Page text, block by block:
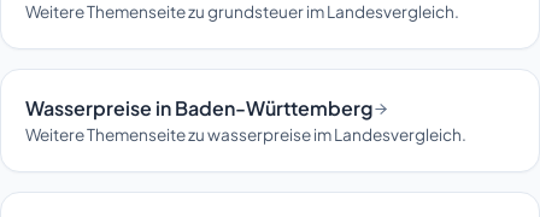
Weitere Themenseite zu grundsteuer im Landesvergleich.
Wasserpreise in Baden-Württemberg
Weitere Themenseite zu wasserpreise im Landesvergleich.